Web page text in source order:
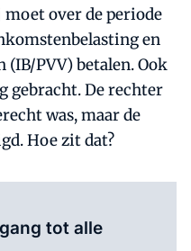
over de periode
en
PVV) betalen. Ook
gebracht. De rechter
was, maar de
Hoe zit dat?
tot alle